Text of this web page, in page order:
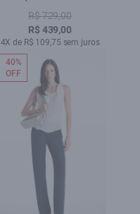
Patheph Plumbo
R$ 729,00
R$ 439,00
4X de R$ 109,75 sem juros
40%
OFF